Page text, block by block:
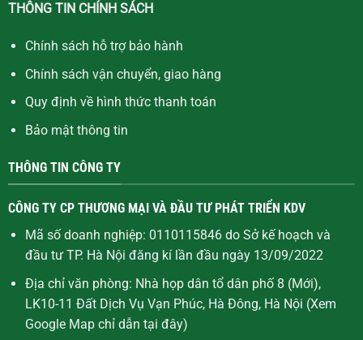
THÔNG TIN CHÍNH SÁCH
Chính sách hỗ trợ bảo hành
Chính sách vận chuyển, giao hàng
Quy định về hình thức thanh toán
Bảo mật thông tin
THÔNG TIN CÔNG TY
CÔNG TY CP THƯƠNG MẠI VÀ ĐẦU TƯ PHÁT TRIỂN KDV
Mã số doanh nghiệp: 0110115846 do Sở kế hoạch và
đầu tư TP. Hà Nội đăng kí lần đầu ngày 13/09/2022
Địa chỉ văn phòng: Nhà họp dân tổ dân phố 8 (Mới),
LK10-11 Đất Dịch Vụ Vạn Phúc, Hà Đông, Hà Nội (Xem
Google Map chỉ dẫn tại đây)